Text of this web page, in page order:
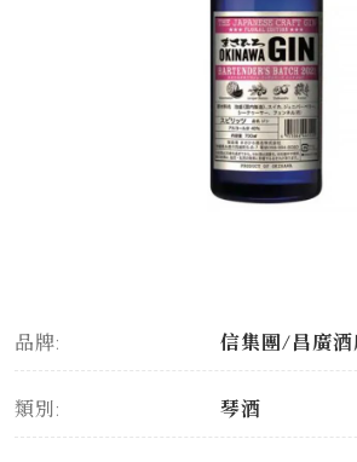
品牌: 信集團/昌廣酒
類別: 琴酒